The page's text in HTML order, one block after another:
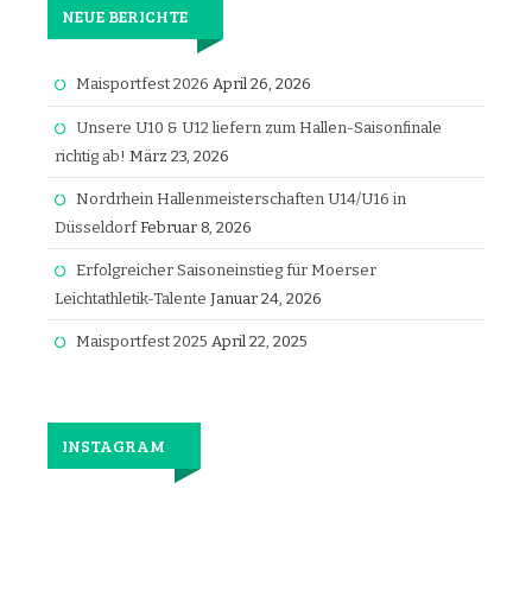
NEUE BERICHTE
Maisportfest 2026 April 26, 2026
Unsere U10 & U12 liefern zum Hallen-Saisonfinale
richtig ab! März 23, 2026
Nordrhein Hallenmeisterschaften U14/U16 in
Düsseldorf Februar 8, 2026
Erfolgreicher Saisoneinstieg für Moerser
Leichtathletik-Talente Januar 24, 2026
Maisportfest 2025 April 22, 2025
INSTAGRAM